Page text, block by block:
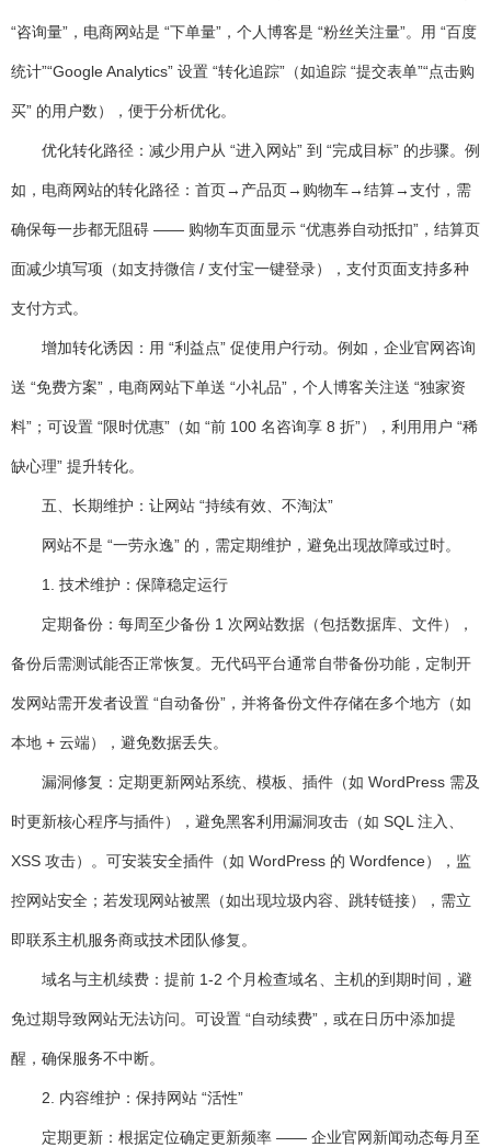
“咨询量”，电商网站是 “下单量”，个人博客是 “粉丝关注量”。用 “百度
统计”“Google Analytics” 设置 “转化追踪”（如追踪 “提交表单”“点击购
买” 的用户数），便于分析优化。
优化转化路径 ：减少用户从 “进入网站” 到 “完成目标” 的步骤。例
如，电商网站的转化路径：首页→产品页→购物车→结算→支付，需
确保每一步都无阻碍 —— 购物车页面显示 “优惠券自动抵扣”，结算页
面减少填写项（如支持微信 / 支付宝一键登录），支付页面支持多种
支付方式。
增加转化诱因 ：用 “利益点” 促使用户行动。例如，企业官网咨询
送 “免费方案”，电商网站下单送 “小礼品”，个人博客关注送 “独家资
料”；可设置 “限时优惠”（如 “前 100 名咨询享 8 折”），利用用户 “稀
缺心理” 提升转化。
五、长期维护：让网站 “持续有效、不淘汰”
网站不是 “一劳永逸” 的，需定期维护，避免出现故障或过时。
1. 技术维护：保障稳定运行
定期备份 ：每周至少备份 1 次网站数据（包括数据库、文件），
备份后需测试能否正常恢复。无代码平台通常自带备份功能，定制开
发网站需开发者设置 “自动备份”，并将备份文件存储在多个地方（如
本地 + 云端），避免数据丢失。
漏洞修复 ：定期更新网站系统、模板、插件（如 WordPress 需及
时更新核心程序与插件），避免黑客利用漏洞攻击（如 SQL 注入、
XSS 攻击）。可安装安全插件（如 WordPress 的 Wordfence），监
控网站安全；若发现网站被黑（如出现垃圾内容、跳转链接），需立
即联系主机服务商或技术团队修复。
域名与主机续费 ：提前 1-2 个月检查域名、主机的到期时间，避
免过期导致网站无法访问。可设置 “自动续费”，或在日历中添加提
醒，确保服务不中断。
2. 内容维护：保持网站 “活性”
定期更新 ：根据定位确定更新频率 —— 企业官网新闻动态每月至